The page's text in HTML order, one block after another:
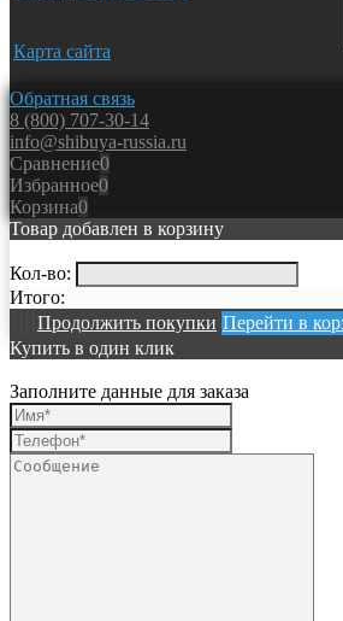
Карта сайта
Обратная связь
8 (800) 707-30-14
info@shibuya-russia.ru
Сравнение0
Избранное0
Корзина0
Товар добавлен в корзину
Кол-во:
Итого:
Продолжить покупки Перейти в
Купить в один клик
Заполните данные для заказа